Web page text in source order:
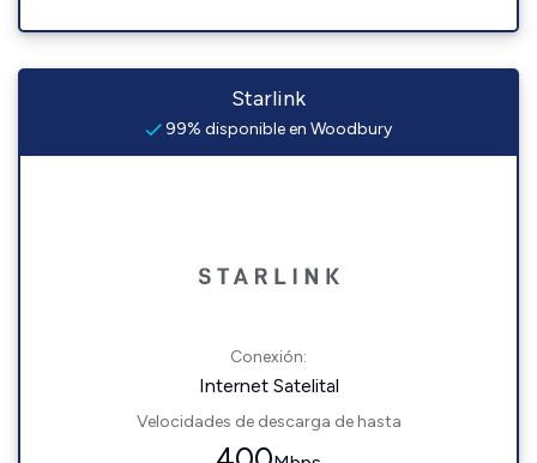
Starlink
99% disponible en Woodbury
Conexión:
Internet Satelital
Velocidades de descarga de hasta